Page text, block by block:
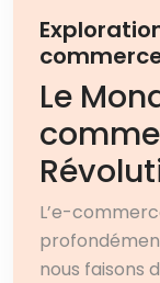
Le
L’e-
nous faisons